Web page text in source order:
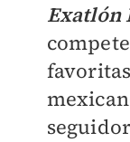
Exatlón